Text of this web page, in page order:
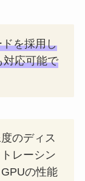
を採用し
対応可能で
のディス
レーシン
の性能